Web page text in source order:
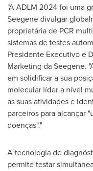
"A ADLM 2024 foi uma
Seegene divulgar
proprietária de PCR
sistemas de testes
Presidente Executivo e
Marketing da Seegene.
em solidificar a sua
molecular líder a nível
as suas atividades e
parceiros para alcançar
doenças"."
A tecnologia de
permite testar